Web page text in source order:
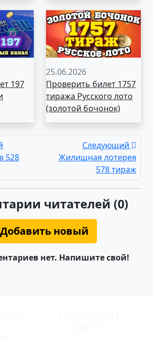
197
25.06.2026
Проверить билет 1757
тиража Русского лото
(золотой бочонок)
528
Следующий
Жилищная лотерея
578 тираж
читателей (0)
Добавить новый
нет. Напишите свой!